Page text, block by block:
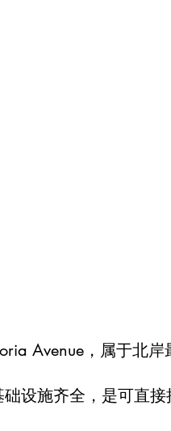
Avenue，属于北
设施齐全，是可直接